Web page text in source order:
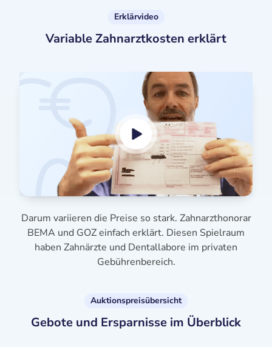
Erklärvideo
Variable Zahnarztkosten erklärt
Darum variieren die Preise so stark. Zahnarzthonorar
BEMA und GOZ einfach erklärt. Diesen Spielraum
haben Zahnärzte und Dentallabore im privaten
Gebührenbereich.
Auktionspreisübersicht
Gebote und Ersparnisse im Überblick